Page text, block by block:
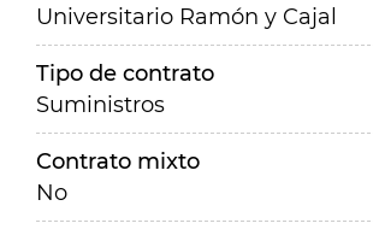
Universitario Ramón y Cajal
Tipo de contrato
Suministros
Contrato mixto
No